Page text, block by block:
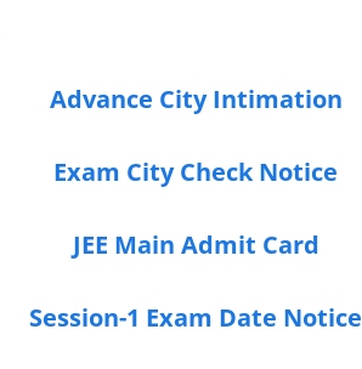
Advance City Intimation
Exam City Check Notice
JEE Main Admit Card
Session-1 Exam Date Notice